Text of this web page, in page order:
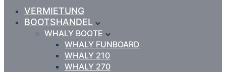
VERMIETUNG
BOOTSHANDEL
WHALY BOOTE
WHALY FUNBOARD
WHALY 210
WHALY 270